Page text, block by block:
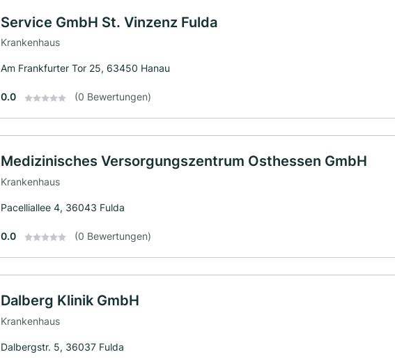
Service GmbH St. Vinzenz Fulda
Krankenhaus
Am Frankfurter Tor 25, 63450 Hanau
0.0 (0 Bewertungen)
Medizinisches Versorgungszentrum Osthessen GmbH
Krankenhaus
Pacelliallee 4, 36043 Fulda
0.0 (0 Bewertungen)
Dalberg Klinik GmbH
Krankenhaus
Dalbergstr. 5, 36037 Fulda